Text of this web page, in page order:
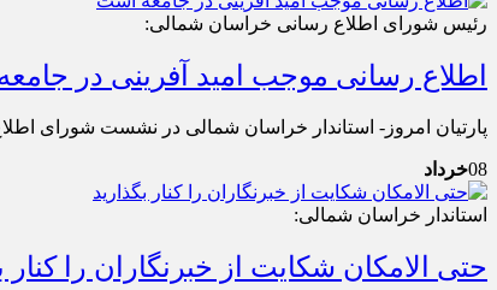
رئیس شورای اطلاع رسانی خراسان شمالی:
اطلاع رسانی موجب امید آفرینی در
پارتیان امروز- استاندار خراسان شمالی در نشست شورای
08خرداد
استاندار خراسان شمالی:
حتی الامکان شکایت از خبرنگاران را کنار